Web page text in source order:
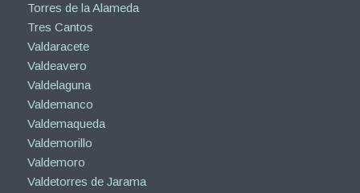
Torres de la Alameda
Tres Cantos
Valdaracete
Valdeavero
Valdelaguna
Valdemanco
Valdemaqueda
Valdemorillo
Valdemoro
Valdetorres de Jarama